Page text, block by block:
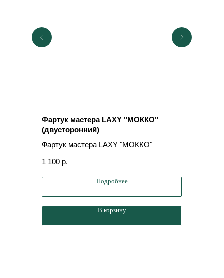
Фартук мастера LAXY "МОККО"
(двусторонний)
Фартук мастера LAXY "МОККО"
1 100 р.
Подробнее
В корзину